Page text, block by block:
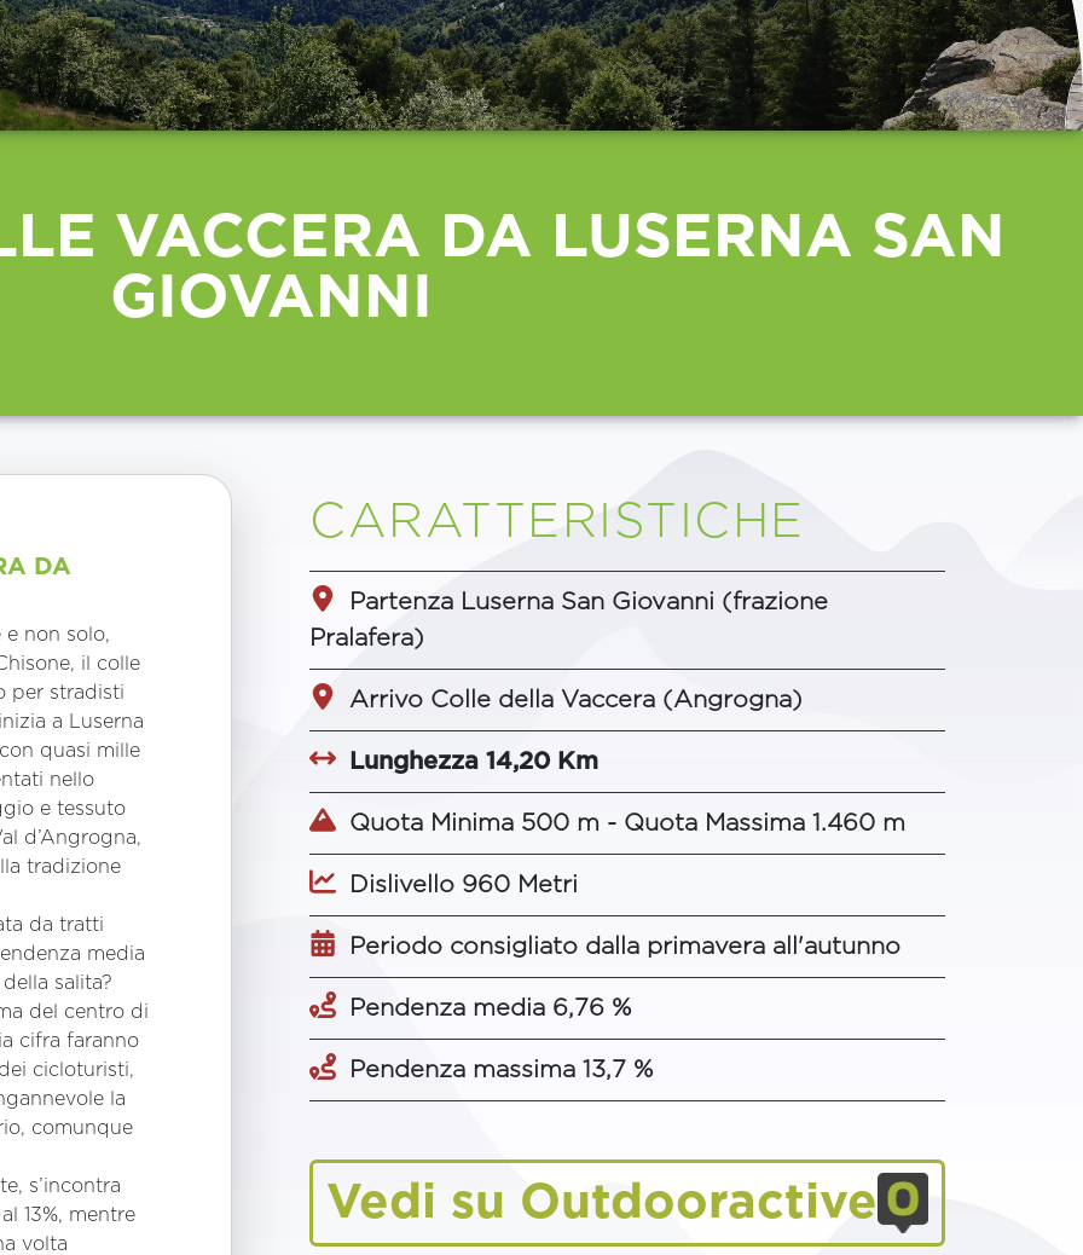
VACCERA DA LUSERNA SAN
GIOVANNI
DA
e non solo,
il colle
per stradisti
a Luserna
quasi mille
nello
e tessuto
d’Angrogna,
tradizione
da tratti
media
salita?
del centro di
cifra faranno
cicloturisti,
la
comunque
s’incontra
13%, mentre
volta
CARATTERISTICHE
Partenza Luserna San Giovanni (frazione
Pralafera)
Arrivo Colle della Vaccera (Angrogna)
Lunghezza 14,20 Km
Quota Minima 500 m - Quota Massima 1.460 m
Dislivello 960 Metri
Periodo consigliato dalla primavera all'autunno
Pendenza media 6,76 %
Pendenza massima 13,7 %
Vedi su Outdooractive